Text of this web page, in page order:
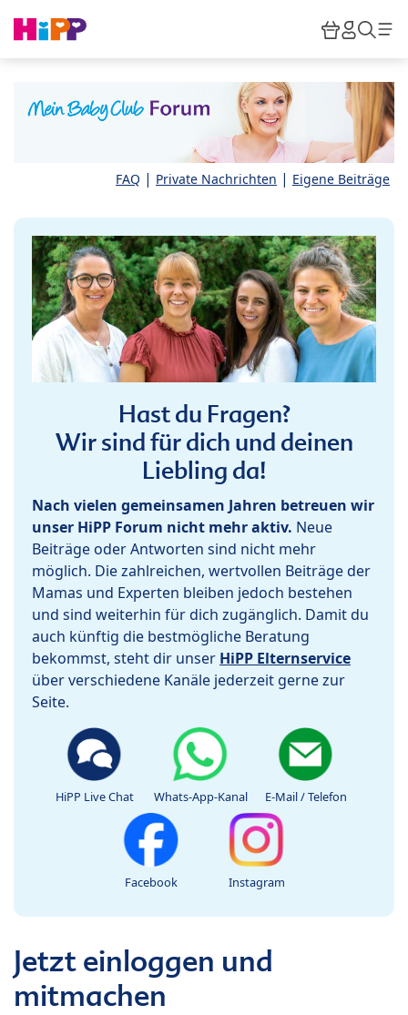
HiPP
FAQ | Private Nachrichten | Eigene Beiträge
Hast du Fragen?
Wir sind für dich und deinen
Liebling da!
Nach vielen gemeinsamen Jahren betreuen wir
unser HiPP Forum nicht mehr aktiv. Neue
Beiträge oder Antworten sind nicht mehr
möglich. Die zahlreichen, wertvollen Beiträge der
Mamas und Experten bleiben jedoch bestehen
und sind weiterhin für dich zugänglich. Damit du
auch künftig die bestmögliche Beratung
bekommst, steht dir unser HiPP Elternservice
über verschiedene Kanäle jederzeit gerne zur
Seite.
HiPP Live Chat Whats-App-Kanal E-Mail / Telefon
Facebook Instagram
Jetzt einloggen und
mitmachen